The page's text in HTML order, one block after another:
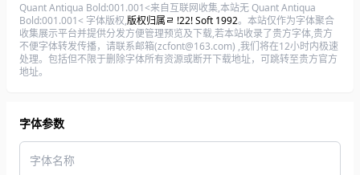
Quant Antiqua Bold:001.001<来自互联网收集,本站无 Quant Antiqua
Bold:001.001< 字体版权,版权归属ﾩ !22! Soft 1992。本站仅作为字体聚合
收集展示平台并提供分发方便管理预览及下载,若本站收录了贵方字体,贵方
不便字体转发传播，请联系邮箱(zcfont@163.com) ,我们将在12小时内极速
处理。包括但不限于删除字体所有资源或断开下载地址，可跳转至贵方官方
地址。
字体参数
字体名称